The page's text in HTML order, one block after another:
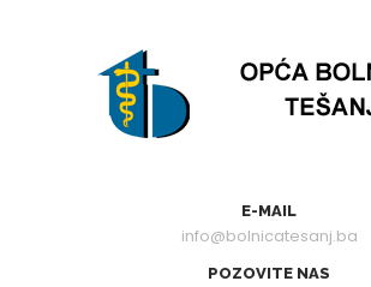
E-MAIL
info@bolnicatesanj.ba
POZOVITE NAS